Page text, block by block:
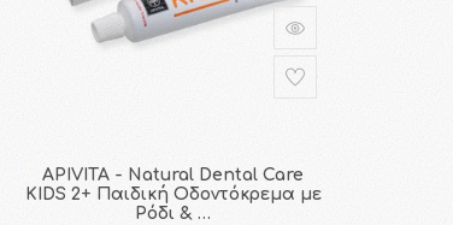
APIVITA - Natural Dental Care
KIDS 2+ Παιδική Οδοντόκρεμα με
Ρόδι & …